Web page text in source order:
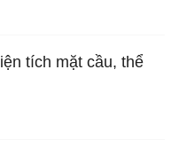
tích mặt cầu, thể